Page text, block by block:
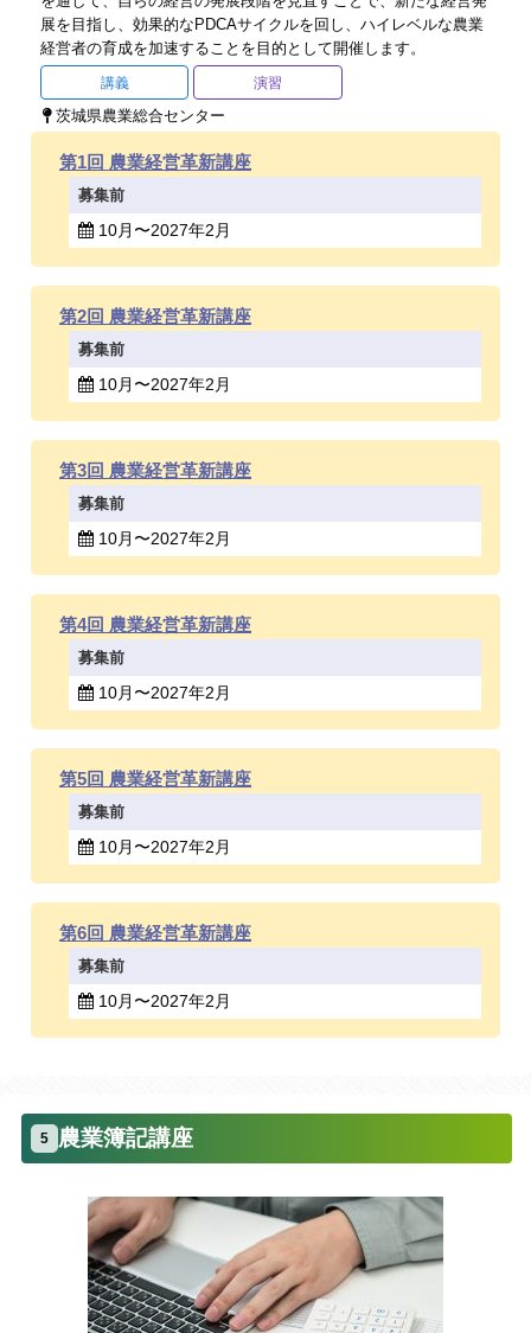
展を目指し、効果的なPDCAサイクルを回し、ハイレベルな農業
経営者の育成を加速することを目的として開催します。
講義 演習
茨城県農業総合センター
第1回 農業経営革新講座
募集前
10月〜2027年2月
第2回 農業経営革新講座
募集前
10月〜2027年2月
第3回 農業経営革新講座
募集前
10月〜2027年2月
第4回 農業経営革新講座
募集前
10月〜2027年2月
第5回 農業経営革新講座
募集前
10月〜2027年2月
第6回 農業経営革新講座
募集前
10月〜2027年2月
5 農業簿記講座